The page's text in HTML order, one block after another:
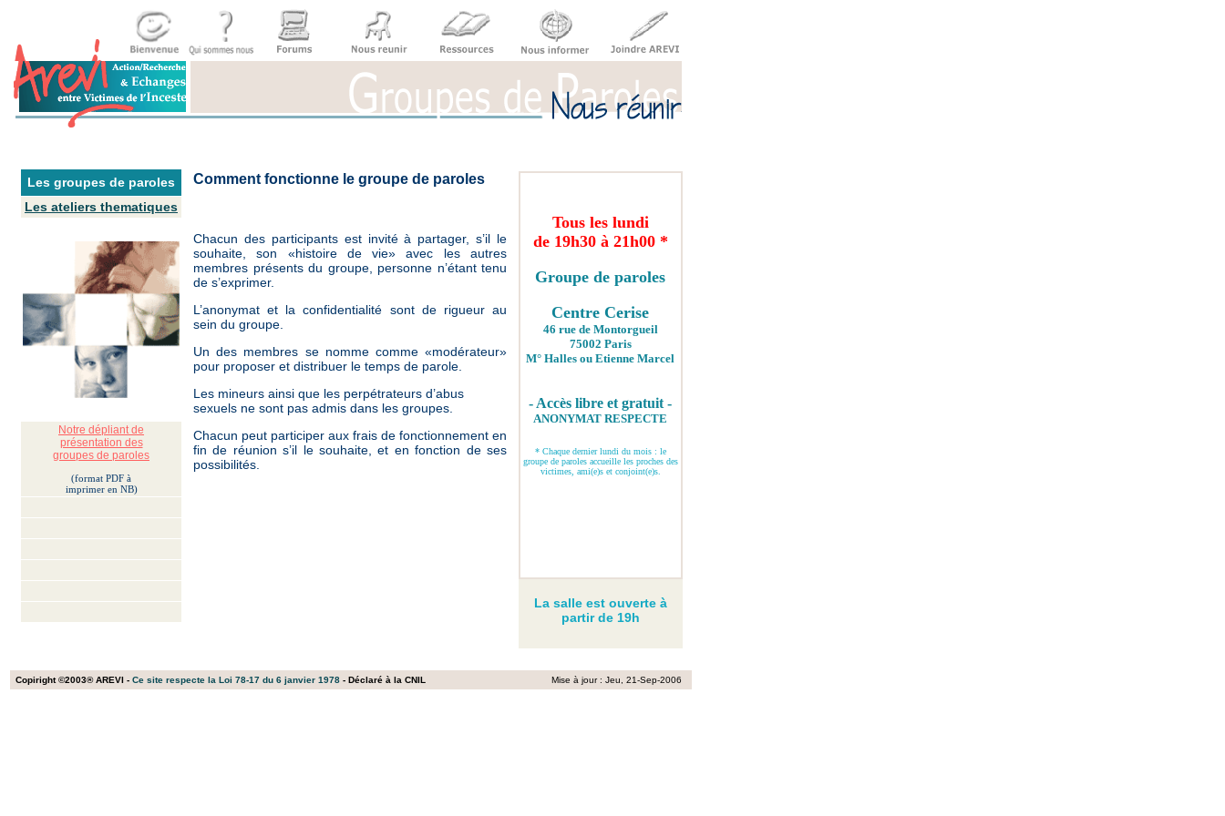
Les groupes de paroles
Les ateliers thematiques
Notre dépliant de
présentation des
groupes de paroles
(format PDF à
imprimer en NB)
Comment fonctionne le groupe de paroles
Chacun des participants est invité à partager, s’il le
souhaite, son «histoire de vie» avec les autres
membres présents du groupe, personne n’étant tenu
de s’exprimer.
L’anonymat et la confidentialité sont de rigueur au
sein du groupe.
Un des membres se nomme comme «modérateur»
pour proposer et distribuer le temps de parole.
Les mineurs ainsi que les perpétrateurs d’abus
sexuels ne sont pas admis dans les groupes.
Chacun peut participer aux frais de fonctionnement en
fin de réunion s’il le souhaite, et en fonction de ses
possibilités.
Tous les lundi
de 19h30 à 21h00 *
Groupe de paroles
Centre Cerise
46 rue de Montorgueil
75002 Paris
M° Halles ou Etienne Marcel
- Accès libre et gratuit -
ANONYMAT RESPECTE
* Chaque dernier lundi du mois : le
groupe de paroles accueille les proches des
victimes, ami(e)s et conjoint(e)s.
La salle est ouverte à
partir de 19h
Copiright ©2003® AREVI - Ce site respecte la Loi 78-17 du 6 janvier 1978 - Déclaré à la CNIL Mise à jour : Jeu, 21-Sep-2006